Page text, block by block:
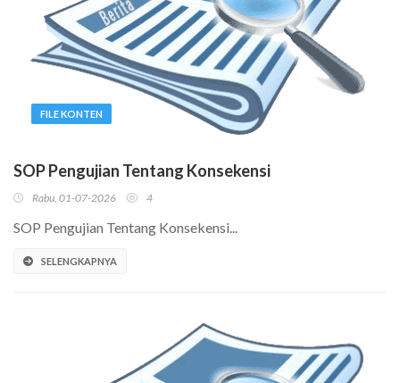
FILE KONTEN
SOP Pengujian Tentang Konsekensi
Rabu, 01-07-2026 4
SOP Pengujian Tentang Konsekensi...
SELENGKAPNYA